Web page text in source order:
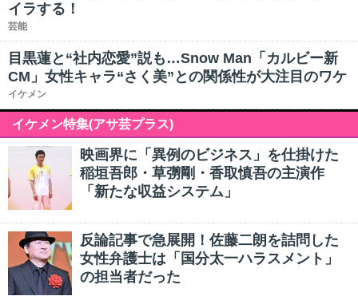
イラする！
芸能
目黒蓮と“社内恋愛”説も…Snow Man「カルビー新
CM」女性キャラ“さく美”との関係性が大注目のワケ
イケメン
イケメン特集(アサ芸プラス)
映画界に「異例のビジネス」を仕掛けた
稲垣吾郎・草彅剛・香取慎吾の主演作
「新たな収益システム」
反論記事で急展開！佐藤二朗を詰問した
女性弁護士は「国分太一ハラスメント」
の担当者だった